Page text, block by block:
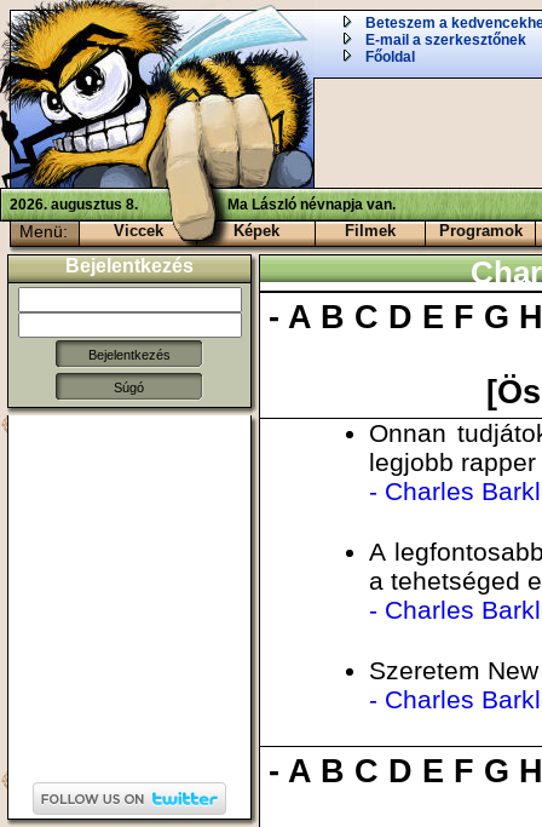
Beteszem a
E-mail a szerkesztőnek
Főoldal
2026. augusztus 8. Ma László névnapja van.
Menü: Viccek Képek Filmek Programok
Bejelentkezés
Súgó
-A B C D E F G
Onnan
legjobb
- Charles
A
a tehetséged
- Charles
Szeretem
- Charles
-A B C D E F G